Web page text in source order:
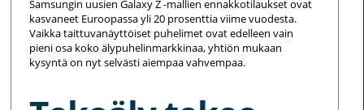
Samsungin uusien Galaxy Z -mallien ennakkotilaukset ovat
kasvaneet Euroopassa yli 20 prosenttia viime vuodesta.
Vaikka taittuvanäyttöiset puhelimet ovat edelleen vain
pieni osa koko älypuhelinmarkkinaa, yhtiön mukaan
kysyntä on nyt selvästi aiempaa vahvempaa.